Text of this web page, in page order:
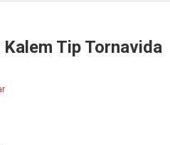
Kalem Tip Tornavida